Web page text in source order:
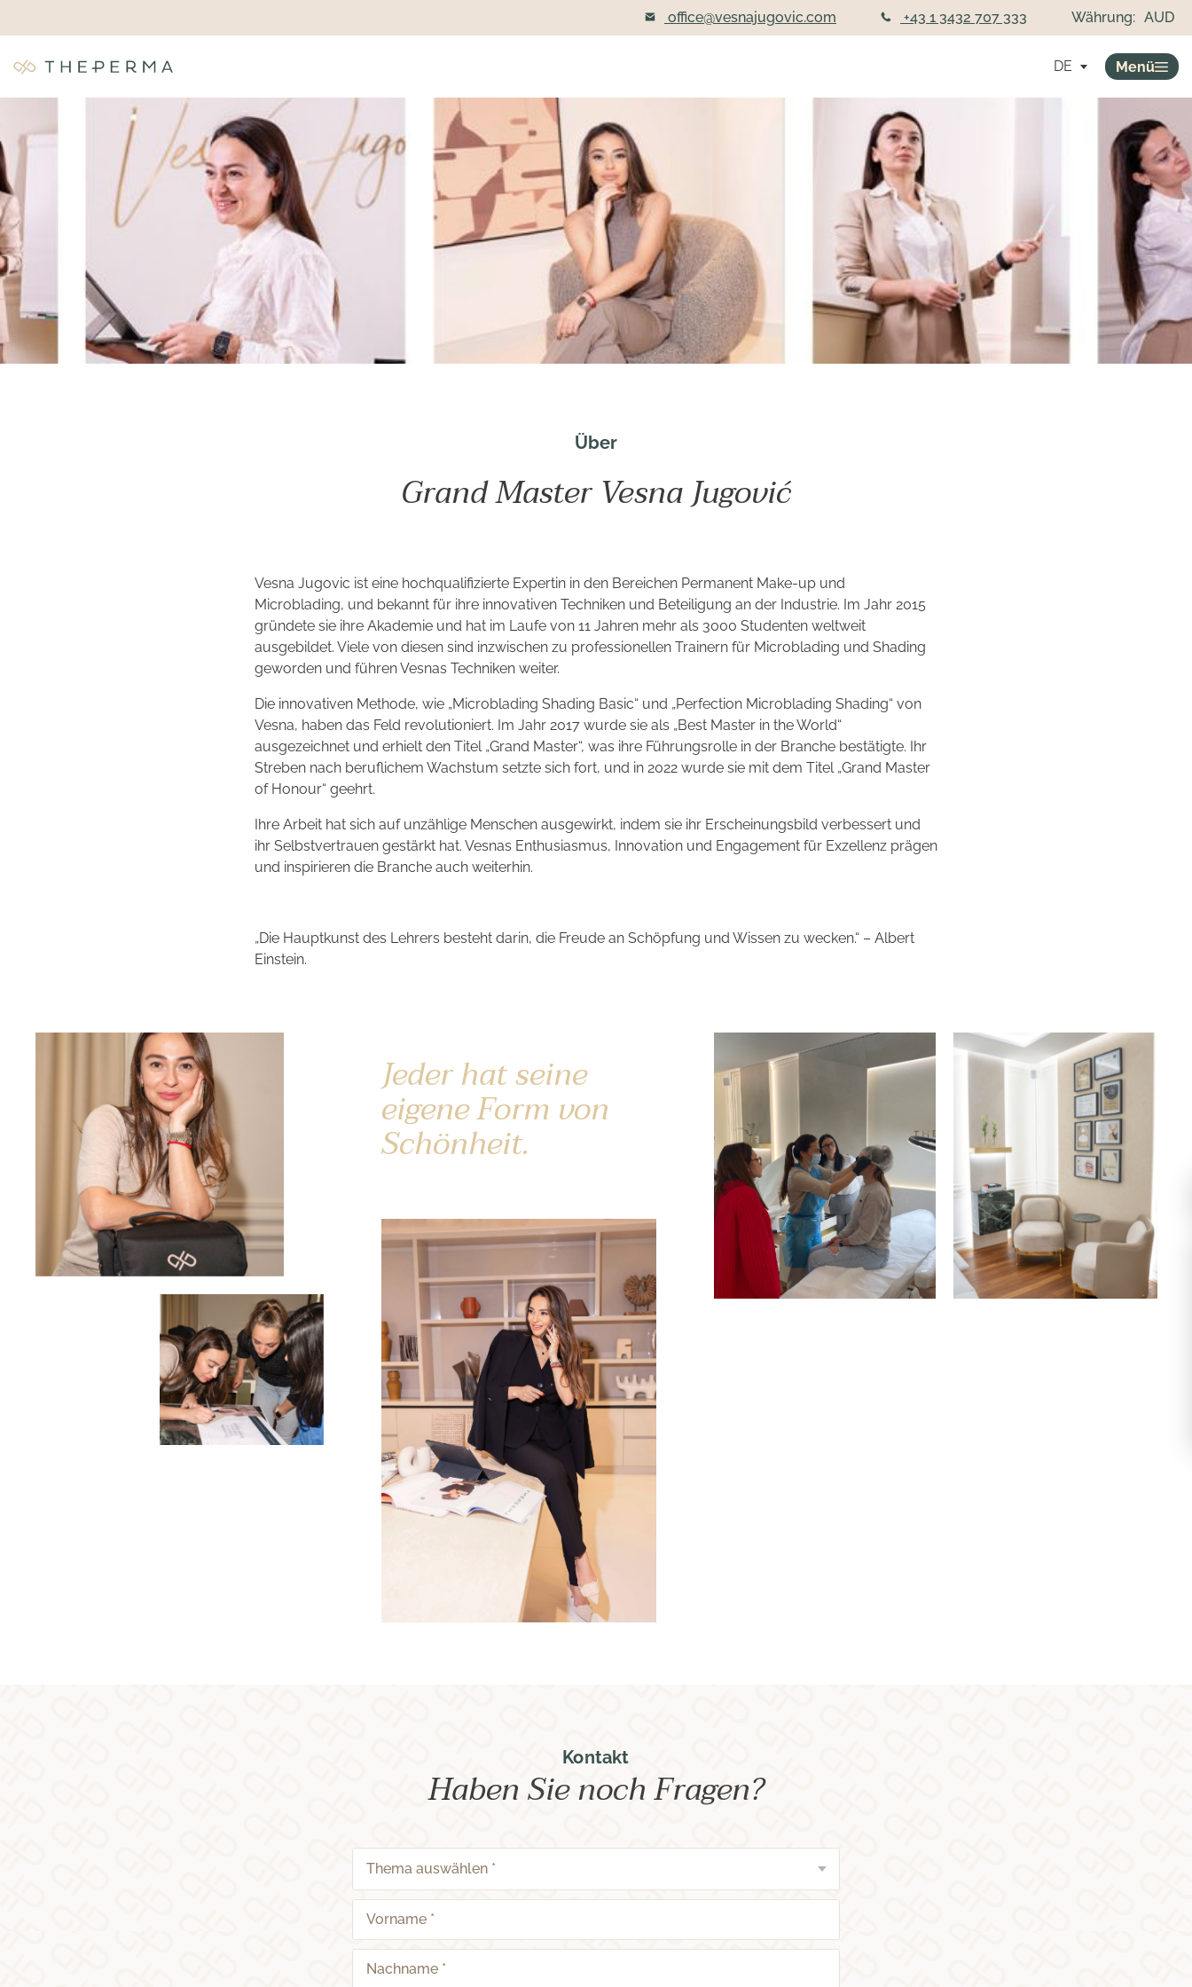
office@vesnajugovic.com +43 1 3432 707 333 Währung: AUD
DE Menü
Über
Grand Master Vesna Jugović
Vesna Jugovic ist eine hochqualifizierte Expertin in den Bereichen Permanent Make-up und
Microblading, und bekannt für ihre innovativen Techniken und Beteiligung an der Industrie. Im Jahr 2015
gründete sie ihre Akademie und hat im Laufe von 11 Jahren mehr als 3000 Studenten weltweit
ausgebildet. Viele von diesen sind inzwischen zu professionellen Trainern für Microblading und Shading
geworden und führen Vesnas Techniken weiter.
Die innovativen Methode, wie „Microblading Shading Basic“ und „Perfection Microblading Shading“ von
Vesna, haben das Feld revolutioniert. Im Jahr 2017 wurde sie als „Best Master in the World“
ausgezeichnet und erhielt den Titel „Grand Master“, was ihre Führungsrolle in der Branche bestätigte. Ihr
Streben nach beruflichem Wachstum setzte sich fort, und in 2022 wurde sie mit dem Titel „Grand Master
of Honour“ geehrt.
Ihre Arbeit hat sich auf unzählige Menschen ausgewirkt, indem sie ihr Erscheinungsbild verbessert und
ihr Selbstvertrauen gestärkt hat. Vesnas Enthusiasmus, Innovation und Engagement für Exzellenz prägen
und inspirieren die Branche auch weiterhin.
„Die Hauptkunst des Lehrers besteht darin, die Freude an Schöpfung und Wissen zu wecken.“ – Albert
Einstein.
Jeder hat seine
eigene Form von
Schönheit.
Kontakt
Haben Sie noch Fragen?